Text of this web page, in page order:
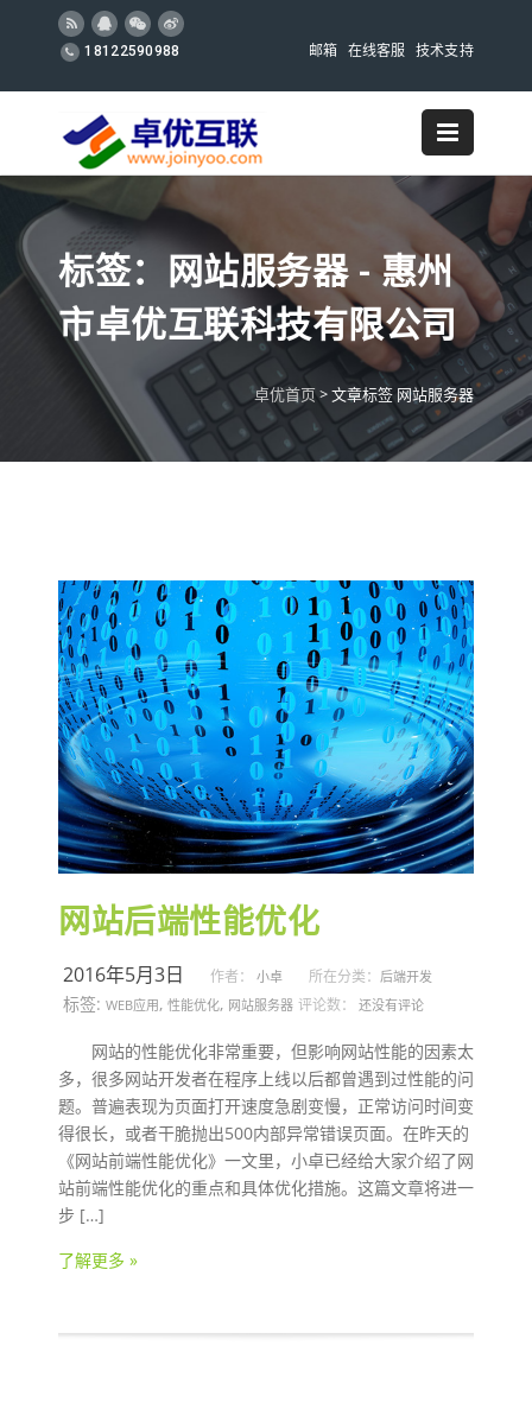
18122590988 邮箱 在线客服 技术支持
标签：网站服务器 - 惠州
市卓优互联科技有限公司
卓优首页>文章标签 网站服务器
网站后端性能优化
2016年5月3日 作者： 小卓 所在分类： 后端开发
标签: WEB应用, 性能优化, 网站服务器 评论数： 还没有评论
网站的性能优化非常重要，但影响网站性能的因素太
多，很多网站开发者在程序上线以后都曾遇到过性能的问
题。普遍表现为页面打开速度急剧变慢，正常访问时间变
得很长，或者干脆抛出500内部异常错误页面。在昨天的
《网站前端性能优化》一文里，小卓已经给大家介绍了网
站前端性能优化的重点和具体优化措施。这篇文章将进一
步 […]
了解更多 »